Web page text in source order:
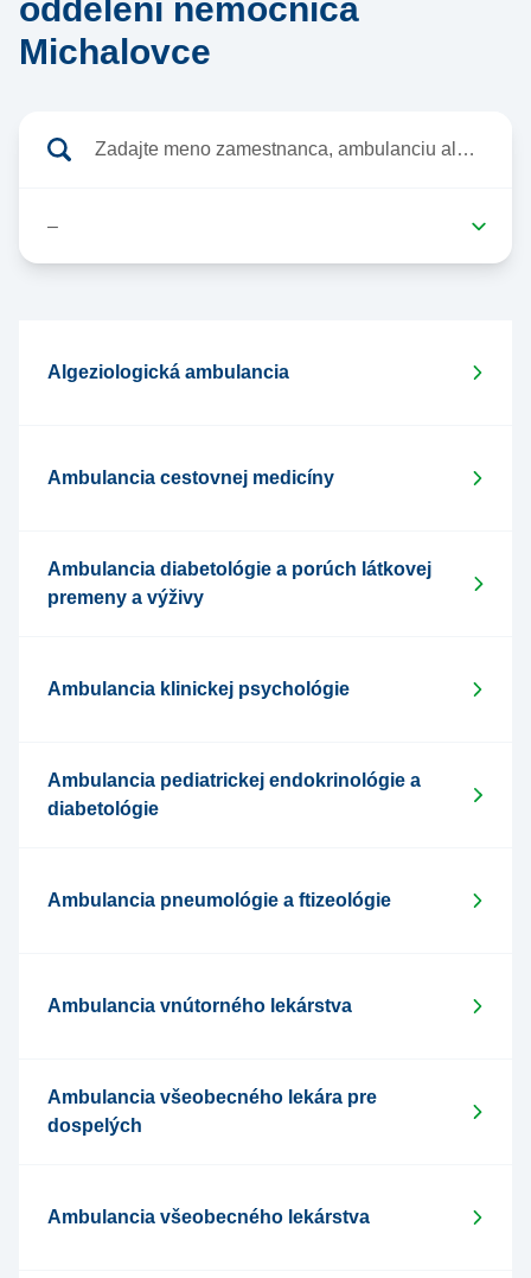
oddelení nemocnica
Michalovce
Algeziologická ambulancia
Ambulancia cestovnej medicíny
Ambulancia diabetológie a porúch látkovej
premeny a výživy
Ambulancia klinickej psychológie
Ambulancia pediatrickej endokrinológie a
diabetológie
Ambulancia pneumológie a ftizeológie
Ambulancia vnútorného lekárstva
Ambulancia všeobecného lekára pre
dospelých
Ambulancia všeobecného lekárstva